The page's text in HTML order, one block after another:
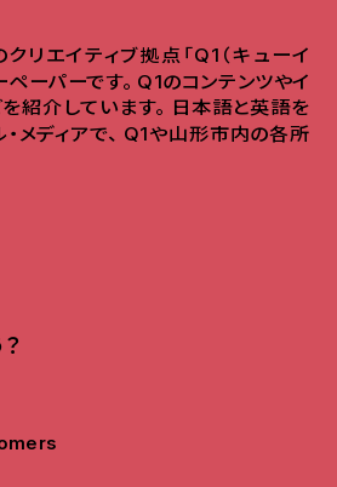
リエイティブ拠点「Q1（キューイ
ペーパーです。 Q1のコンテンツやイ
紹介しています。 日本語と英語を
メディアで、 Q1や山形市内の各所